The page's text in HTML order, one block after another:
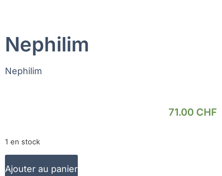
Nephilim
Nephilim
71.00 CHF
1 en stock
Ajouter au panier